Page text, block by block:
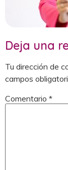
Deja una
Tu dirección de
campos
Comentario *